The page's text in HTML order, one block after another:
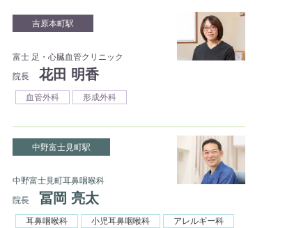
吉原本町駅
富士 足・心臓血管クリニック
院長
花田 明香
血管外科 形成外科
中野富士見町駅
中野富士見町耳鼻咽喉科
院長
冨岡 亮太
耳鼻咽喉科 小児耳鼻咽喉科
アレルギー科